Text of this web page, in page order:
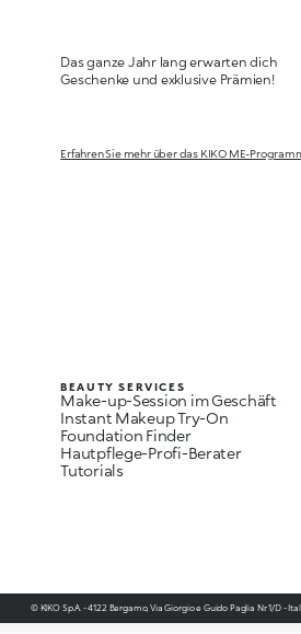
Das ganze Jahr lang erwarten dich
Geschenke und exklusive Prämien!
Erfahren Sie mehr über das KIKO ME-
BEAUTY SERVICES
Make-up-Session im Geschäft
Instant Makeup Try-On
Foundation Finder
Hautpflege-Profi-Berater
Tutorials
© KIKO S.p.A. - 4122 Bergamo, Via Giorgio e Guido Paglia Nr. 1/D -